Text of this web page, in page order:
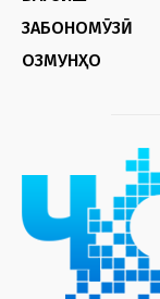
ЗАБОНОМӮЗӢ
ОЗМУНҲО